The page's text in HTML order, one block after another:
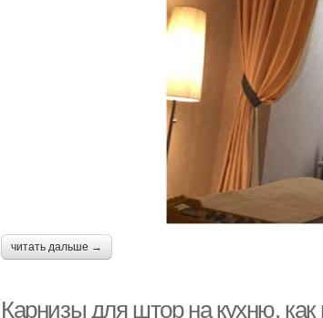
читать дальше →
Карнизы для штор на кухню, как